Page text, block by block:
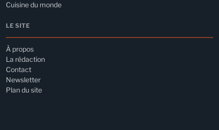
Cuisine du monde
LE SITE
À propos
La rédaction
Contact
Newsletter
Plan du site